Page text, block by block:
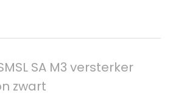
SA M3 versterker
zwart